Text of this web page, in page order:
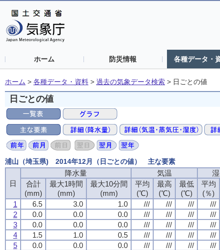
ホーム 防災情報 各種データ・
ホーム > 各種データ・資料 > 過去の気象データ検索 > 日ごとの値
日ごとの値
浦山（埼玉県) 2014年12月（日ごとの値） 主な要素
日
降水量 気温
合計
(mm)
最大1時間
(mm)
最大10分間
(mm)
平均
(℃)
最高
(℃)
最低
(℃)
平均
(％)
1
6.5 3.0 1.0 /// /// ///
///
2
0.0 0.0 0.0 /// /// ///
///
3
0.0 0.0 0.0 /// /// ///
///
4
1.5 1.0 0.5 /// /// ///
///
5
0.0 0.0 0.0 /// /// ///
///